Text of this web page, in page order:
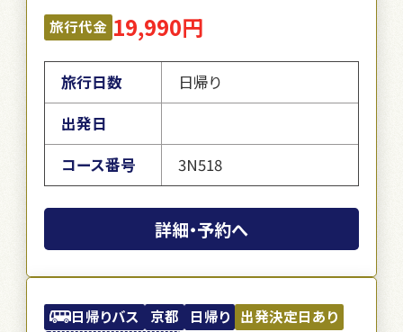
旅行代金 19,990円
旅行日数
日帰り
出発日
コース番号
3N518
詳細・予約へ
日帰りバス 京都 日帰り 出発決定日あり